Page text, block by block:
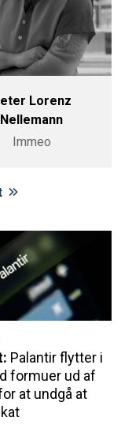
Lorenz
Nellemann
Immeo
Palantir flytter i
formuer ud af
at undgå at